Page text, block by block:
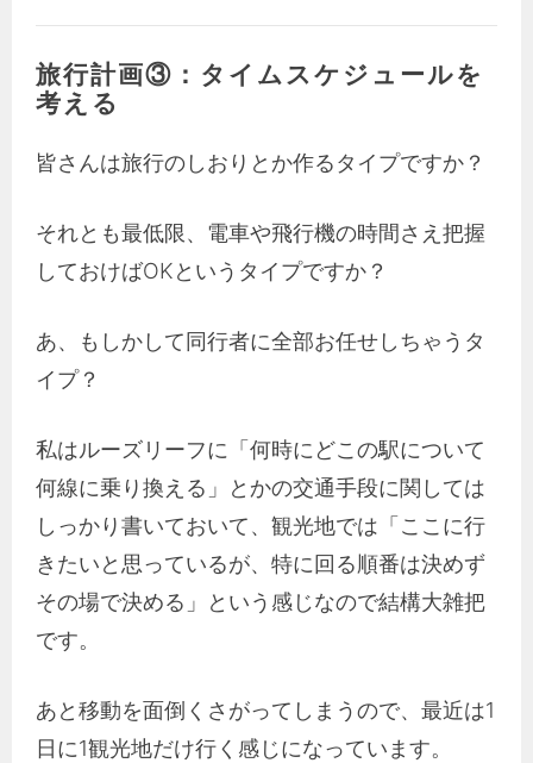
旅行計画③：タイムスケジュールを
考える
皆さんは旅行のしおりとか作るタイプですか？
それとも最低限、電車や飛行機の時間さえ把握
しておけばOKというタイプですか？
あ、もしかして同行者に全部お任せしちゃうタ
イプ？
私はルーズリーフに「何時にどこの駅について
何線に乗り換える」とかの交通手段に関しては
しっかり書いておいて、観光地では「ここに行
きたいと思っているが、特に回る順番は決めず
その場で決める」という感じなので結構大雑把
です。
あと移動を面倒くさがってしまうので、最近は1
日に1観光地だけ行く感じになっています。